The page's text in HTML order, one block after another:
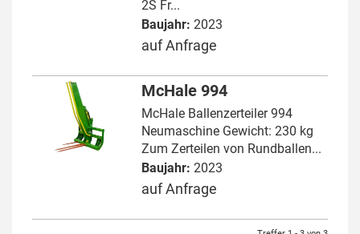
2S Fr...
Baujahr: 2023
auf Anfrage
McHale 994
McHale Ballenzerteiler 994
Neumaschine Gewicht: 230 kg
Zum Zerteilen von Rundballen...
Baujahr: 2023
auf Anfrage